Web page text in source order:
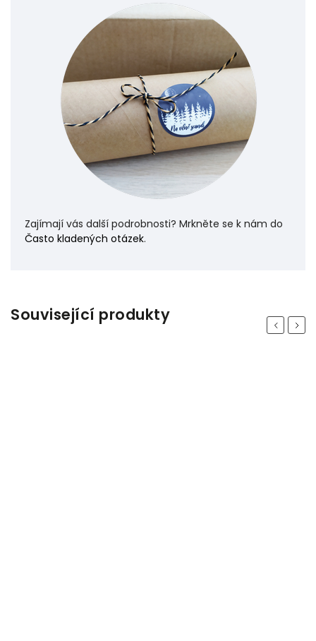
Zajímají vás další podrobnosti? Mrkněte se k nám do
Často kladených otázek.
Související produkty Previous
Next